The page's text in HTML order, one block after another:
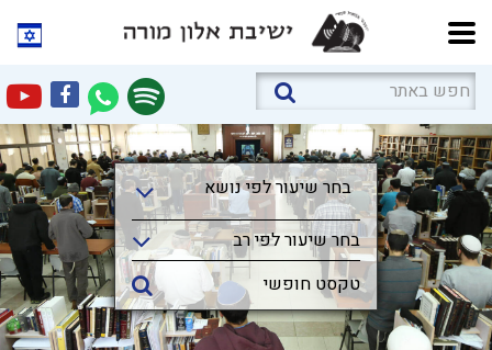
בחר שיעור לפי נושא
בחר שיעור לפי נושא
בחר שיעור לפי רב